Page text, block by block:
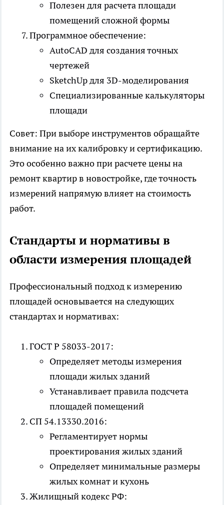
Полезен для расчета площади
помещений сложной формы
Программное обеспечение:
AutoCAD для создания точных
чертежей
SketchUp для 3D-моделирования
Специализированные калькуляторы
площади
Совет: При выборе инструментов обращайте
внимание на их калибровку и сертификацию.
Это особенно важно при расчетецены на
ремонт квартир в новостройке, где точность
измерений напрямую влияет на стоимость
работ.
Стандарты и нормативы в
области измерения площадей
Профессиональный подход к измерению
площадей основывается на следующих
стандартах и нормативах:
ГОСТ Р 58033-2017:
Определяет методы измерения
площади жилых зданий
Устанавливает правила подсчета
площадей помещений
СП 54.13330.2016:
Регламентирует нормы
проектирования жилых зданий
Определяет минимальные размеры
жилых комнат и кухонь
Жилищный кодекс РФ: